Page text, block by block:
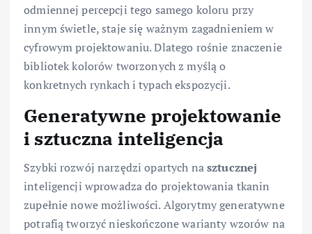
odmiennej percepcji tego samego koloru przy
innym świetle, staje się ważnym zagadnieniem w
cyfrowym projektowaniu. Dlatego rośnie znaczenie
bibliotek kolorów tworzonych z myślą o
konkretnych rynkach i typach ekspozycji.
Generatywne projektowanie
i sztuczna inteligencja
Szybki rozwój narzędzi opartych nasztucznej
inteligencji wprowadza do projektowania tkanin
zupełnie nowe możliwości. Algorytmy generatywne
potrafią tworzyć nieskończone warianty wzorów na